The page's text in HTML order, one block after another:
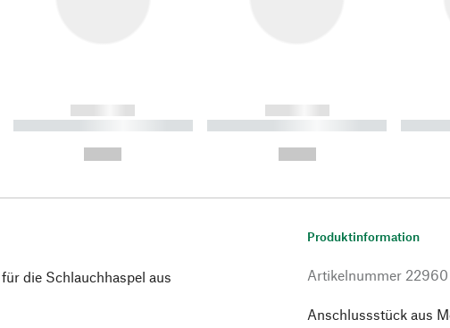
------------
----------- ----------- ----------
------------
----------- ----------- ----------
die Schlauchhaspel aus
Produktinformation
Artikelnummer 22960
Anschlussstück aus